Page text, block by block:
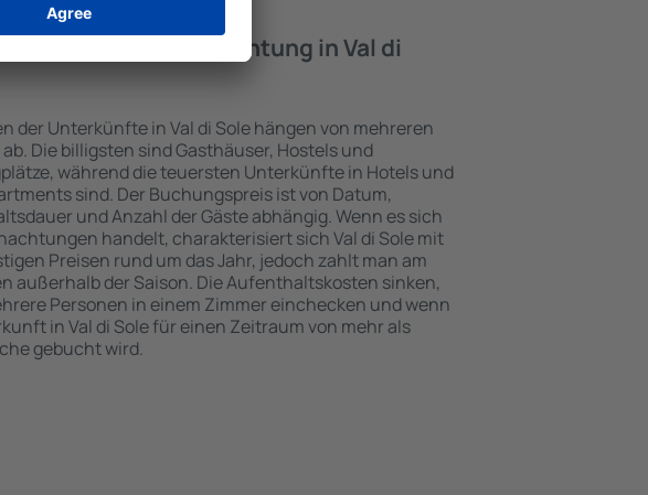
kostet eine Übernachtung in Val di
der Unterkünfte in Val di Sole hängen von mehreren
Die billigsten sind Gasthäuser, Hostels und
während die teuersten Unterkünfte in Hotels und
sind. Der Buchungspreis ist von Datum,
und Anzahl der Gäste abhängig. Wenn es sich
handelt, charakterisiert sich Val di Sole mit
Preisen rund um das Jahr, jedoch zahlt man am
außerhalb der Saison. Die Aufenthaltskosten sinken,
Personen in einem Zimmer einchecken und wenn
in Val di Sole für einen Zeitraum von mehr als
gebucht wird.